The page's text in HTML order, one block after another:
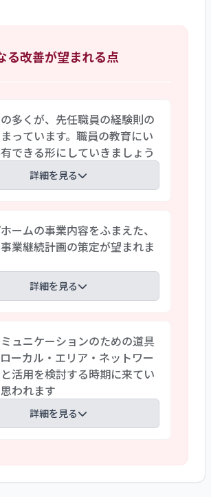
会の懸け橋になる場所」の実
支援計画の継続に、情報共有
。関係者を集めた定期振り返り
意思疎通を円滑にすること
用者の潜在的な要望を浮かびあ
用者からみても暮らしやすい施
ています。このように、日々の
を数多く持っているのが、この
強みになっています。
る改善が望まれる点
多くが、先任職員の経験則の
っています。職員の教育にい
できる形にしていきましょう
詳細を見る
容、行事など多彩な利用者の
活動の実態は大いに豊富です。
そのときの職員の判断や行動
る基準と手法は、必ずしも事業
文化されている様子が少ない
ているという前提で、「直伝」
ている様子があります。毎日の
グ、定期的な施設間合同会議も
ています。加えて、援助の手
どの職員でも共有できるよう
ル等に示せば、中堅職員の学
源にもなるでしょう。
ームの事業内容をふまえた、
業継続計画の策定が望まれま
詳細を見る
ルに定めています。防災マニュ
報や防災対策、火災発生時の
役割、緊急連絡網等が記載さ
。災害時の対応では、震度5以
者や職員、利用者の役割と対
めています。備蓄についても各
不足について確認しています。
用者の生活の場であります。災
ュニケーションのための道具
ーカル・エリア・ネットワー
活用を検討する時期に来てい
われます
詳細を見る